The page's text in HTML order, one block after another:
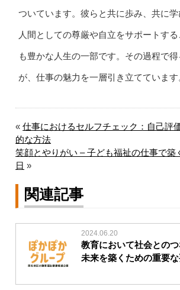
ついています。彼らと共に歩み、共に学
人間としての尊厳や自立をサポートす
も豊かな人生の一部です。その過程で
が、仕事の魅力を一層引き立てています
«仕事におけるセルフチェック：自己評
的な方法
笑顔とやりがい – 子ども福祉の仕事で築
日 »
関連記事
2024.06.20
教育において社会とのつ
未来を築くための重要